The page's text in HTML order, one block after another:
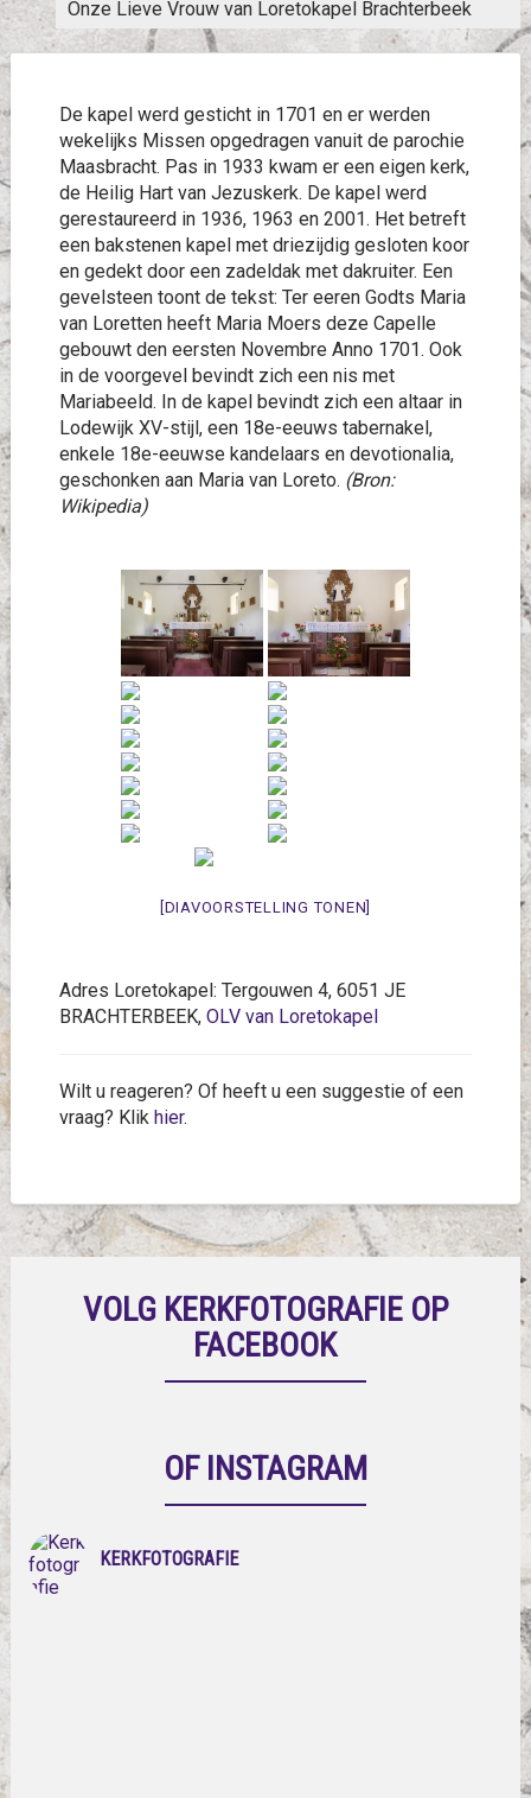
Onze Lieve Vrouw van Loretokapel Brachterbeek
De kapel werd gesticht in 1701 en er werden
wekelijks Missen opgedragen vanuit de parochie
Maasbracht. Pas in 1933 kwam er een eigen kerk,
de Heilig Hart van Jezuskerk. De kapel werd
gerestaureerd in 1936, 1963 en 2001. Het betreft
een bakstenen kapel met driezijdig gesloten koor
en gedekt door een zadeldak met dakruiter. Een
gevelsteen toont de tekst: Ter eeren Godts Maria
van Loretten heeft Maria Moers deze Capelle
gebouwt den eersten Novembre Anno 1701. Ook
in de voorgevel bevindt zich een nis met
Mariabeeld. In de kapel bevindt zich een altaar in
Lodewijk XV-stijl, een 18e-eeuws tabernakel,
enkele 18e-eeuwse kandelaars en devotionalia,
geschonken aan Maria van Loreto. (Bron:
Wikipedia)
[DIAVOORSTELLING TONEN]
Adres Loretokapel: Tergouwen 4, 6051 JE
BRACHTERBEEK, OLV van Loretokapel
Wilt u reageren? Of heeft u een suggestie of een
vraag? Klik hier.
VOLG KERKFOTOGRAFIE OP
FACEBOOK
OF INSTAGRAM
KERKFOTOGRAFIE